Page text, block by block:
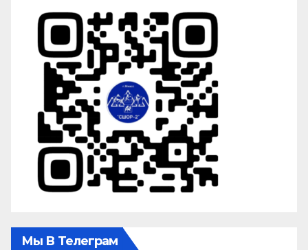
Мы В Телеграм